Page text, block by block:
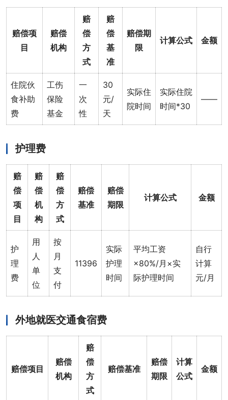
赔偿项
目
赔偿
机构
赔
偿
方
式
赔
偿
基
准
赔偿期
限
计算公式 金额
住院伙
食补助
费
工伤
保险
基金
一
次
性
30
元/
天
实际住
院时间
实际住院
时间*30
——
护理费
赔
偿
项
目
赔
偿
机
构
赔
偿
方
式
赔偿
基准
赔偿
期限
计算公式 金额
护
理
费
用
人
单
位
按
月
支
付
11396
实际
护理
时间
平均工资
×80%/月×实
际护理时间
自行
计算
元/月
外地就医交通食宿费
赔偿项目
赔偿
机构
赔
偿
方
式
赔偿基准
赔偿
期限
计算
公式
金额